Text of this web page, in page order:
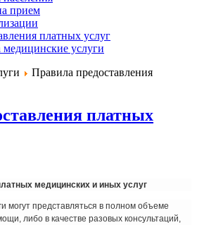
прием
платных услуг
услуги
Правила предоставления
платных
медицинских и иных услуг
могут представляться в полном объеме
либо в качестве разовых консультаций,